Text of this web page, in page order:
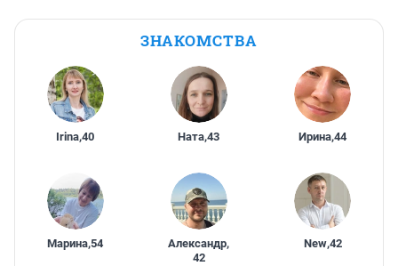
ЗНАКОМСТВА
Irina,40 Ната,43 Ирина,44
Марина,54 Александр,
42
New,42